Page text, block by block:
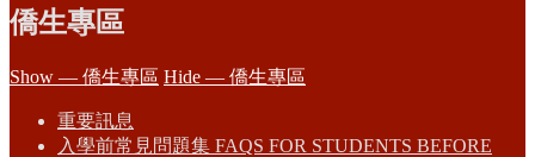
僑生專區
Show — 僑生專區 Hide — 僑生專區
重要訊息
入學前常見問題集 FAQS FOR STUDENTS BEFORE